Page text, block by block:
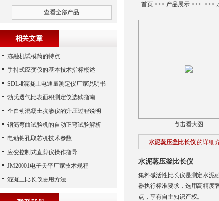
首页>>> 产品展示>>> >>>
点击看大图
水泥蒸压釜比长仪 的详细
水泥蒸压釜比长仪
集料碱活性比长仪是测定水泥
器执行标准要求，选用高精度
点，享有自主知识产权。
查看全部产品
相关文章
冻融机试模筒的特点
手持式应变仪的基本技术指标概述
SDL-Ⅱ混凝土电通量测定仪厂家说明书
勃氏透气比表面积测定仪选购指南
全自动混凝土抗渗仪的升压过程说明
钢筋弯曲试验机的自动正弯试验解析
电动钻孔取芯机技术参数
应变控制式直剪仪操作指导
JM20001电子天平厂家技术规程
混凝土比长仪使用方法